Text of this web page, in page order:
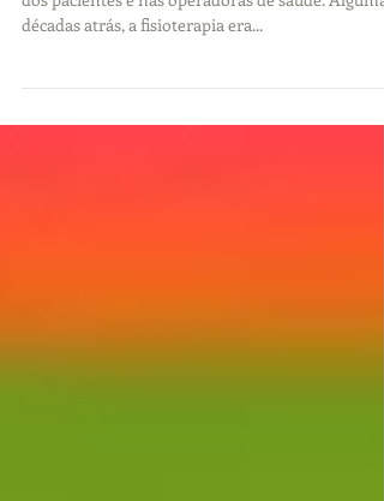
Fisio - Fisioterapia
dos pacientes e nas operadoras de saúde. Algumas
décadas atrás, a fisioterapia era...